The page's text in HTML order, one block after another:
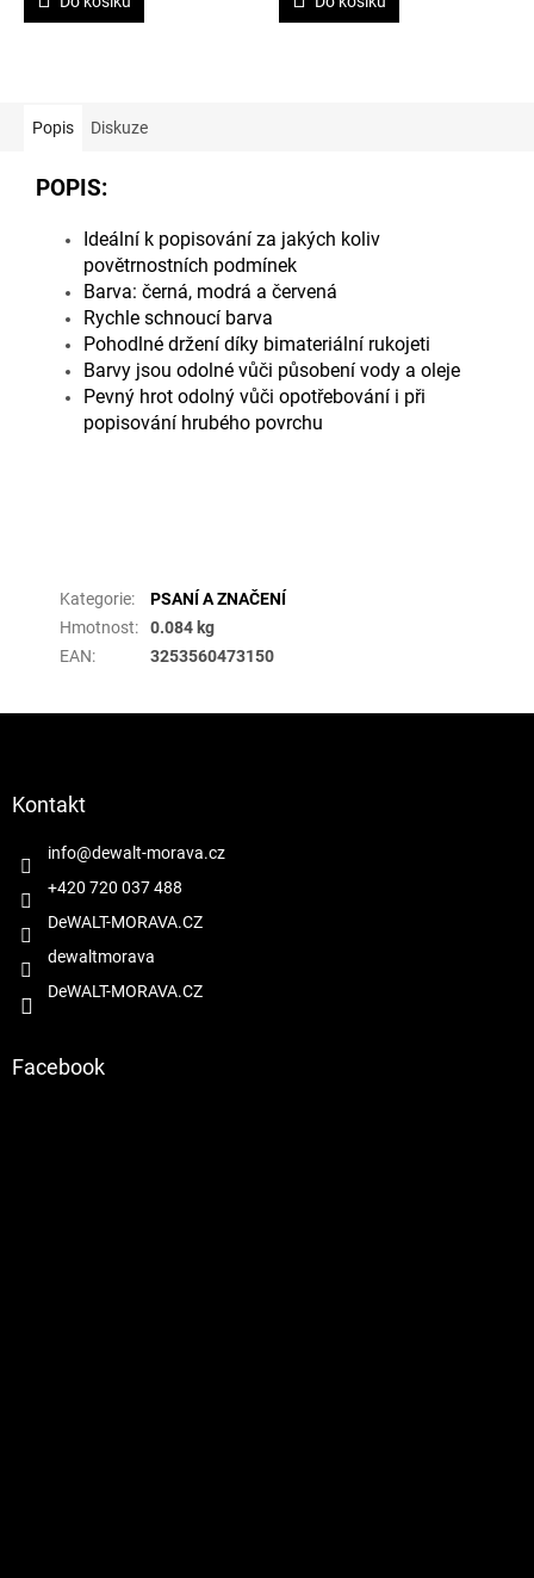
Popis Diskuze
POPIS:
Ideální k popisování za jakých koliv
povětrnostních podmínek
Barva: černá, modrá a červená
Rychle schnoucí barva
Pohodlné držení díky bimateriální rukojeti
Barvy jsou odolné vůči působení vody a oleje
Pevný hrot odolný vůči opotřebování i při
popisování hrubého povrchu
Kategorie:
PSANÍ A ZNAČENÍ
Hmotnost:
0.084 kg
EAN: 3253560473150
Kontakt
info@dewalt-morava.cz
+420 720 037 488
DeWALT-MORAVA.CZ
dewaltmorava
DeWALT-MORAVA.CZ
Facebook